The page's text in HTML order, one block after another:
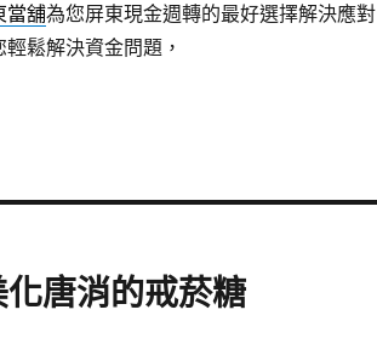
當舖為您屏東現金週轉的最好選擇解決應對
鬆解決資金問題，
唐消的戒菸糖